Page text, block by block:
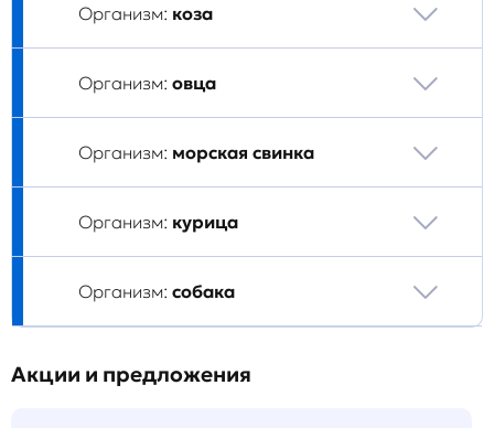
Организм: коза
Организм: овца
Организм: морская свинка
Организм: курица
Организм: собака
Акции и предложения